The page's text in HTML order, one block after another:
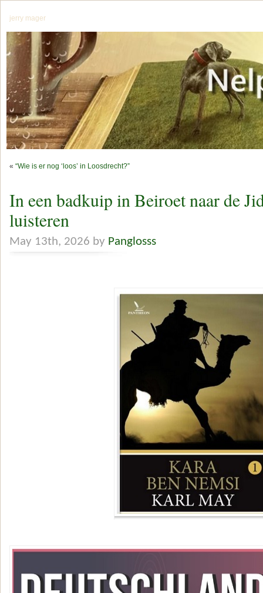
jerry mager
« “Wie is er nog ‘loos’ in Loosdrecht?”
In een badkuip in Beiroet naar de
luisteren
May 13th, 2026 by Panglosss